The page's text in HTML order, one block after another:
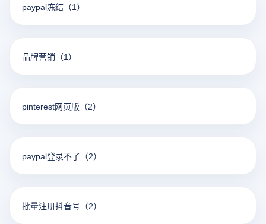
paypal冻结 （1）
品牌营销 （1）
pinterest网页版 （2）
paypal登录不了 （2）
批量注册抖音号 （2）